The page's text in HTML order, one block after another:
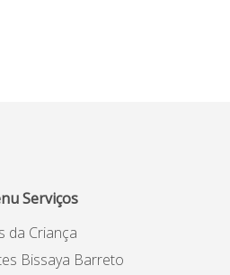
Serviços
da Criança
Bissaya Barreto